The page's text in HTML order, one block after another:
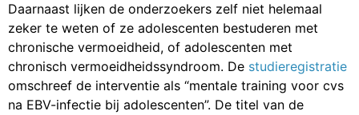
Daarnaast lijken de onderzoekers zelf niet helemaal
zeker te weten of ze adolescenten bestuderen met
chronische vermoeidheid, of adolescenten met
chronisch vermoeidheidssyndroom. De studieregistratie
omschreef de interventie als “mentale training voor cvs
na EBV-infectie bij adolescenten”. De titel van de